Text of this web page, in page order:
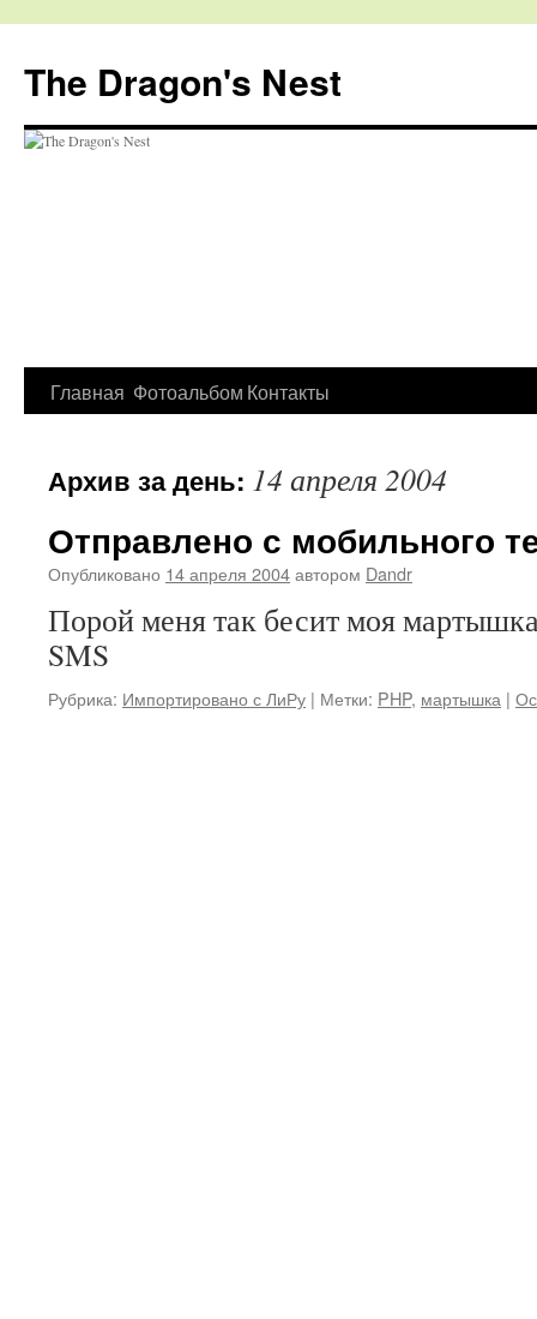
The Dragon's Nest
Перейти
содержимому
Главная Фотоальбом Контакты
Архив за день: 14 апреля 2004
Отправлено с мобильного
Опубликовано 14 апреля 2004автором Dandr
Порой меня так бесит моя
SMS
Рубрика: Импортировано с ЛиРу | Метки: PHP, мартышка |